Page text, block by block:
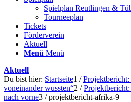
Spielplan Reutlingen &
Tourneeplan
Tickets
Förderverein
Aktuell
Menü Menü
Aktuell
Du bist hier: Startseite1 /
voneinander wussten“2 /
nach vorne3 / projektbericht-afrika-9